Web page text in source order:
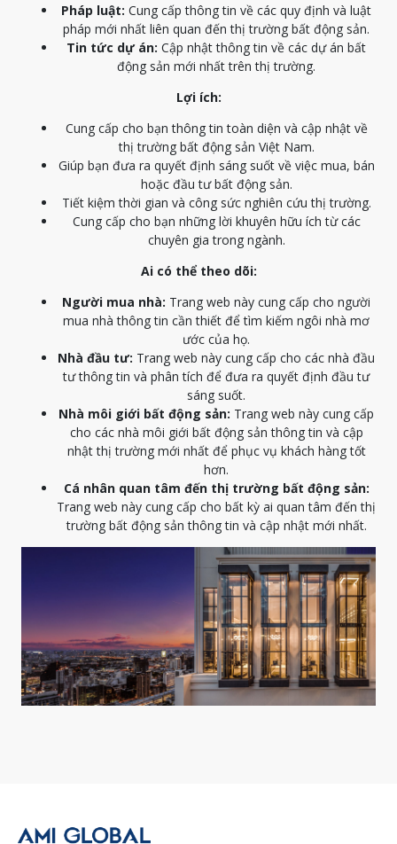
Pháp luật: Cung cấp thông tin về các quy định và luật
pháp mới nhất liên quan đến thị trường bất động sản.
Tin tức dự án: Cập nhật thông tin về các dự án bất
động sản mới nhất trên thị trường.
Lợi ích:
Cung cấp cho bạn thông tin toàn diện và cập nhật về
thị trường bất động sản Việt Nam.
Giúp bạn đưa ra quyết định sáng suốt về việc mua, bán
hoặc đầu tư bất động sản.
Tiết kiệm thời gian và công sức nghiên cứu thị trường.
Cung cấp cho bạn những lời khuyên hữu ích từ các
chuyên gia trong ngành.
Ai có thể theo dõi:
Người mua nhà: Trang web này cung cấp cho người
mua nhà thông tin cần thiết để tìm kiếm ngôi nhà mơ
ước của họ.
Nhà đầu tư: Trang web này cung cấp cho các nhà đầu
tư thông tin và phân tích để đưa ra quyết định đầu tư
sáng suốt.
Nhà môi giới bất động sản: Trang web này cung cấp
cho các nhà môi giới bất động sản thông tin và cập
nhật thị trường mới nhất để phục vụ khách hàng tốt
hơn.
Cá nhân quan tâm đến thị trường bất động sản:
Trang web này cung cấp cho bất kỳ ai quan tâm đến thị
trường bất động sản thông tin và cập nhật mới nhất.